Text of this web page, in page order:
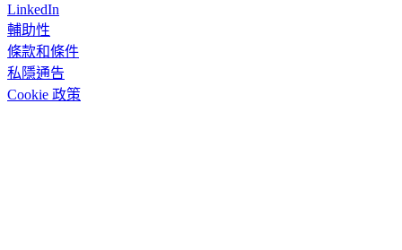
LinkedIn
輔助性
條款和條件
私隱通告
Cookie 政策